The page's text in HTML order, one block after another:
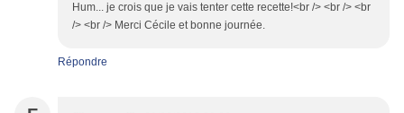
Hum... je crois que je vais tenter cette recette!<br /> <br /> <br
/> <br /> Merci Cécile et bonne journée.
Répondre